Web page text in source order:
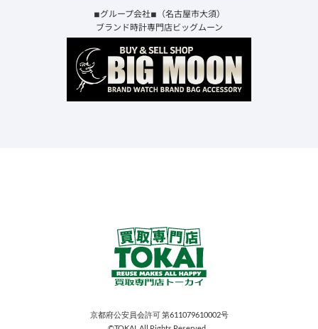
◾︎グループ会社◾︎（名古屋市大須）
ブランド時計専門店ビッグムーン
京都府公安員会許可 第611079610002号